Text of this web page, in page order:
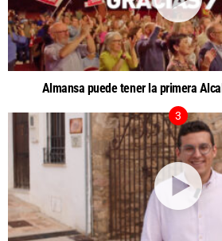
Almansa puede tener la primera